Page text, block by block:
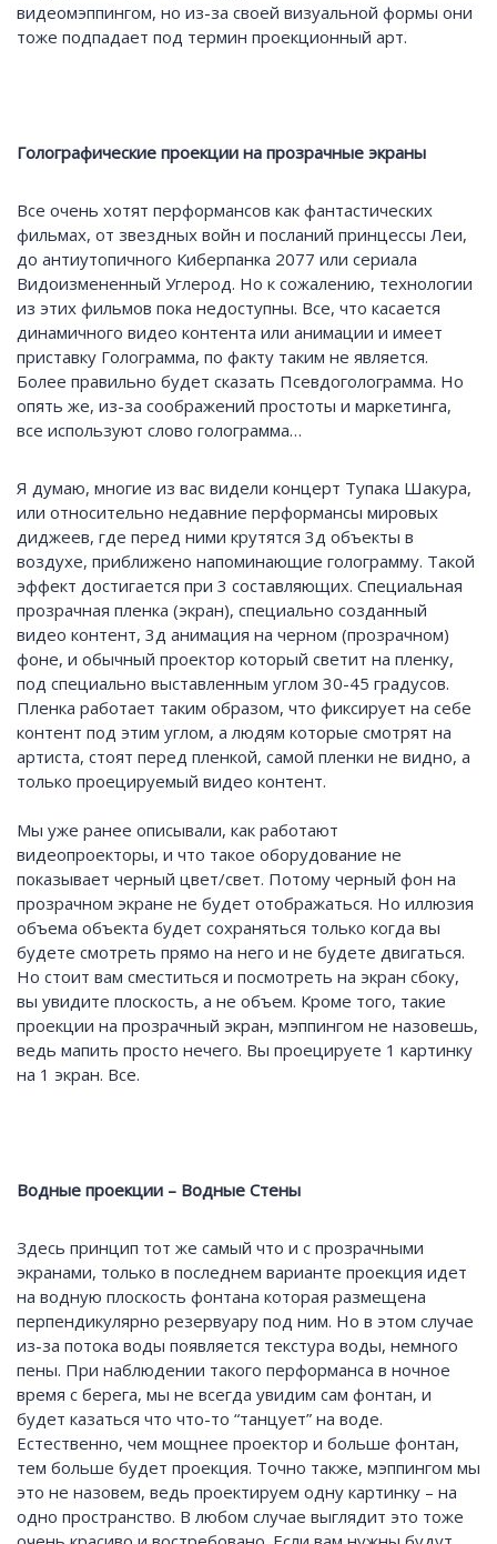
видеомэппингом, но из-за своей визуальной формы они
тоже подпадает под термин проекционный арт.
Голографические проекции на прозрачные экраны
Все очень хотят перформансов как фантастических
фильмах, от звездных войн и посланий принцессы Леи,
до антиутопичного Киберпанка 2077 или сериала
Видоизмененный Углерод. Но к сожалению, технологии
из этих фильмов пока недоступны. Все, что касается
динамичного видео контента или анимации и имеет
приставку Голограмма, по факту таким не является.
Более правильно будет сказать Псевдоголограмма. Но
опять же, из-за соображений простоты и маркетинга,
все используют слово голограмма…
Я думаю, многие из вас видели концерт Тупака Шакура,
или относительно недавние перформансы мировых
диджеев, где перед ними крутятся 3д объекты в
воздухе, приближено напоминающие голограмму. Такой
эффект достигается при 3 составляющих. Специальная
прозрачная пленка (экран), специально созданный
видео контент, 3д анимация на черном (прозрачном)
фоне, и обычный проектор который светит на пленку,
под специально выставленным углом 30-45 градусов.
Пленка работает таким образом, что фиксирует на себе
контент под этим углом, а людям которые смотрят на
артиста, стоят перед пленкой, самой пленки не видно, а
только проецируемый видео контент.
Мы уже ранее описывали, как работают
видеопроекторы, и что такое оборудование не
показывает черный цвет/свет. Потому черный фон на
прозрачном экране не будет отображаться. Но иллюзия
объема объекта будет сохраняться только когда вы
будете смотреть прямо на него и не будете двигаться.
Но стоит вам сместиться и посмотреть на экран сбоку,
вы увидите плоскость, а не объем. Кроме того, такие
проекции на прозрачный экран, мэппингом не назовешь,
ведь мапить просто нечего. Вы проецируете 1 картинку
на 1 экран. Все.
Водные проекции – Водные Стены
Здесь принцип тот же самый что и с прозрачными
экранами, только в последнем варианте проекция идет
на водную плоскость фонтана которая размещена
перпендикулярно резервуару под ним. Но в этом случае
из-за потока воды появляется текстура воды, немного
пены. При наблюдении такого перформанса в ночное
время с берега, мы не всегда увидим сам фонтан, и
будет казаться что что-то “танцует” на воде.
Естественно, чем мощнее проектор и больше фонтан,
тем больше будет проекция. Точно также, мэппингом мы
это не назовем, ведь проектируем одну картинку – на
одно пространство. В любом случае выглядит это тоже